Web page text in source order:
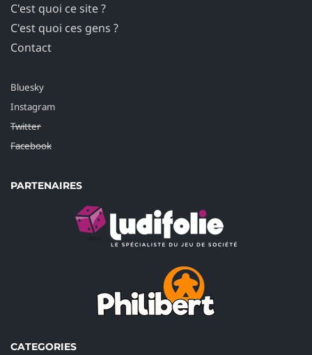
C'est quoi ce site ?
C'est quoi ces gens ?
Contact
Bluesky
Instagram
Twitter
Facebook
PARTENAIRES
CATEGORIES